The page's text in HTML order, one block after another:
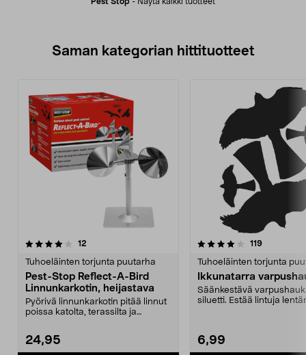
Saman kategorian hittituotteet
12
Tuhoeläinten torjunta puutarha
Pest-Stop Reflect-A-Bird
Linnunkarkotin, heijastava
Pyörivä linnunkarkotin pitää linnut
poissa katolta, terassilta ja
24,95
4.0 viidestä
119arvostelut
Tuhoeläinten torjunta
Ikkunatarra
Säänkestävä
siluetti. Estää lintuja
6,99
3.0 viidestä